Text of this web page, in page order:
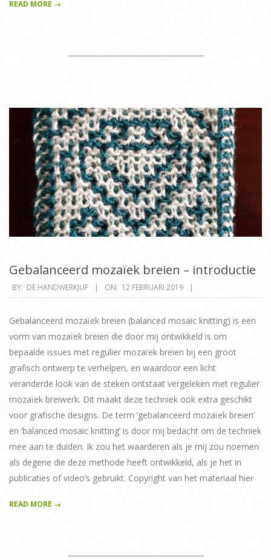
READ MORE →
Gebalanceerd mozaïek breien – introductie
2019-
02-
12
BY: DE HANDWERKJUF ON: 12 FEBRUARI 2019
Gebalanceerd mozaïek breien (balanced mosaic knitting) is een
vorm van mozaïek breien die door mij ontwikkeld is om
bepaalde issues met regulier mozaïek breien bij een groot
grafisch ontwerp te verhelpen, en waardoor een licht
veranderde look van de steken ontstaat vergeleken met regulier
mozaïek breiwerk. Dit maakt deze techniek ook extra geschikt
voor grafische designs. De term ‘gebalanceerd mozaïek breien’
en ‘balanced mosaic knitting’ is door mij bedacht om de techniek
mee aan te duiden. Ik zou het waarderen als je mij zou noemen
als degene die deze methode heeft ontwikkeld, als je het in
publicaties of video’s gebruikt. Copyright van het materiaal hier
READ MORE →